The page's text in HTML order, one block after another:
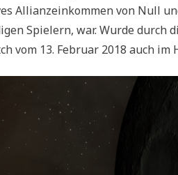
Allianzeinkommen von Null
Spielern, war. Wurde durch
vom 13. Februar 2018 auch